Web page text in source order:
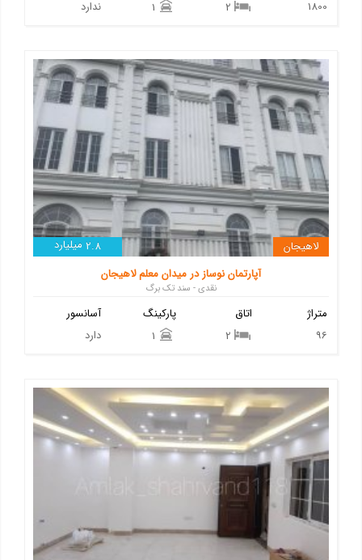
ندارد
1800
2.8 میلیارد
لاهیجان
آپارتمان نوساز در میدان معلم لاهیجان
نقدی - سند تک برگ
آسانسور
دارد
پارکینگ
اتاق
متراژ
96